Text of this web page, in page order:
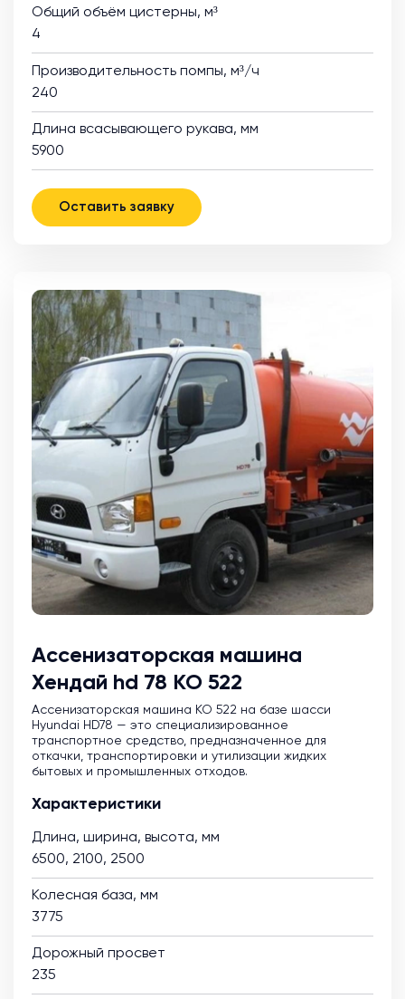
Общий объём цистерны, м³
4
Производительность помпы, м³/ч
240
Длина всасывающего рукава, мм
5900
Оставить заявку
Ассенизаторская машина
Хендай hd 78 КО 522
Ассенизаторская машина KO 522 на базе шасси
Hyundai HD78 — это специализированное
транспортное средство, предназначенное для
откачки, транспортировки и утилизации жидких
бытовых и промышленных отходов.
Характеристики
Длина, ширина, высота, мм
6500, 2100, 2500
Колесная база, мм
3775
Дорожный просвет
235